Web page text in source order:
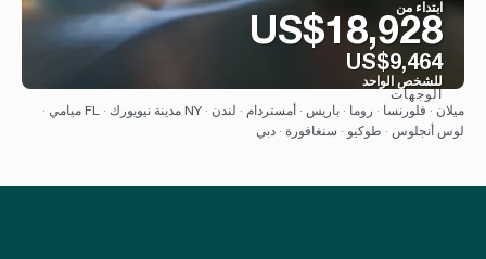
ابتداء من
US$18,928
US$9,464
للشخص الواحد
شاهد
الوجهات
ميلان · فلورنسا · روما · باريس · أمستردام · لندن · NY مدينة نيويورك · FL ميامي ·
لوس أنجلوس · طوكيو · سنغافورة · دبي